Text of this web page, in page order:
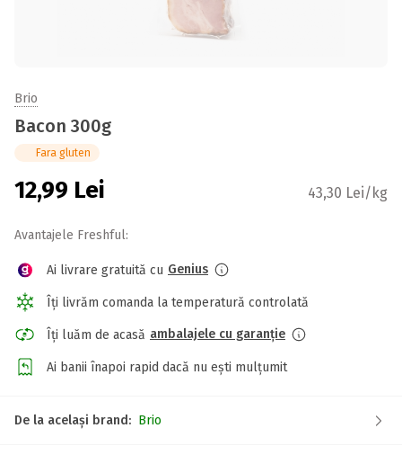
Brio
Bacon 300g
Fara gluten
12,99 Lei 43,30 Lei/kg
Avantajele Freshful:
Ai livrare gratuită cu Genius
Îți livrăm comanda la temperatură controlată
Îți luăm de acasă ambalajele cu garanție
Ai banii înapoi rapid dacă nu ești mulțumit
De la același brand: Brio